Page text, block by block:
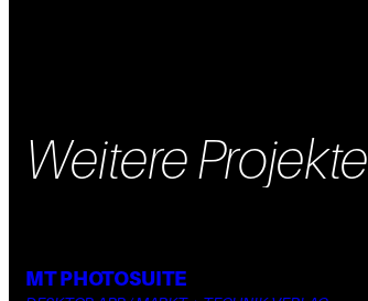
Weitere Projekte
MT PHOTOSUITE